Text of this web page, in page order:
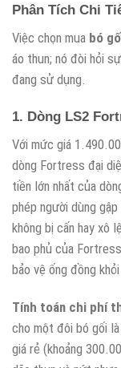
Phân Tích Chi
Việc chọn mua bó
áo thun; nó đòi hỏi
đang sử dụng.
1. Dòng LS2
Với mức giá
dòng Fortress đại
tiền lớn nhất của
phép người dùng
không bị cấn hay xô
bao phủ của
bảo vệ ống đồng
Tính toán chi phí
cho một đôi bó gối
giá rẻ (khoảng